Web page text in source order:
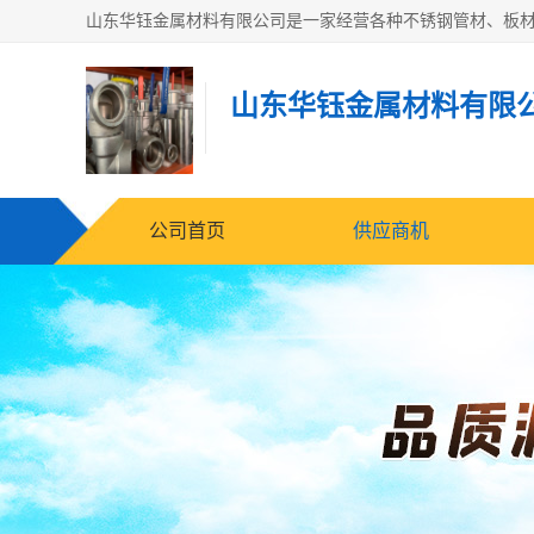
山东华钰金属材料有限
公司首页 供应商机